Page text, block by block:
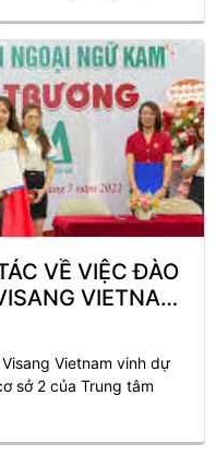
VỀ VIỆC ĐÀO
VIETNAM
KAM
Vietnam vinh dự
sở 2 của Trung tâm